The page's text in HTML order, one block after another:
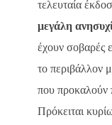
τελευταία
μεγάλη
έχουν σοβαρές
το περιβάλλον
που προκαλούν
Πρόκειται